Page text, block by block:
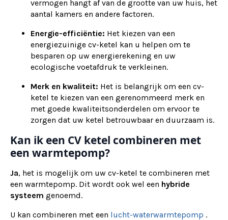
vermogen hangt af van de grootte van uw huis, het
aantal kamers en andere factoren.
Energie-efficiëntie: Het kiezen van een
energiezuinige cv-ketel kan u helpen om te
besparen op uw energierekening en uw
ecologische voetafdruk te verkleinen.
Merk en kwaliteit: Het is belangrijk om een cv-
ketel te kiezen van een gerenommeerd merk en
met goede kwaliteitsonderdelen om ervoor te
zorgen dat uw ketel betrouwbaar en duurzaam is.
Kan ik een CV ketel combineren met
een warmtepomp?
Ja, het is mogelijk om uw cv-ketel te combineren met
een warmtepomp. Dit wordt ook wel een hybride
systeem genoemd.
U kan combineren met een lucht-waterwarmtepomp .